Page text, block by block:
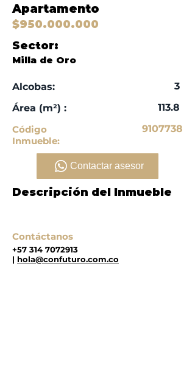
Apartamento
$950.000.000
Sector:
Milla de Oro
Alcobas:
​Área (m²) :
Código
Inmueble:
3
113.8
9107738
Contactar asesor
Descripción del Inmueble
Contáctanos
+57 314 7072913
| hola@confuturo.com.co